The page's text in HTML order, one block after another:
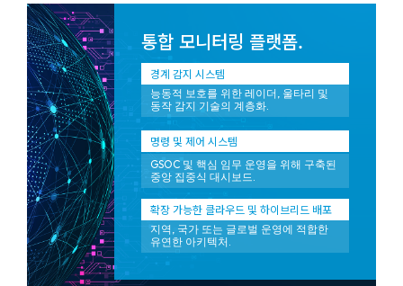
통합 모니터링 플랫폼.
경계 감지 시스템
능동적 보호를 위한 레이더, 울타리 및
동작 감지 기술의 계층화.
명령 및 제어 시스템
GSOC 및 핵심 임무 운영을 위해 구축된
중앙 집중식 대시보드.
확장 가능한 클라우드 및 하이브리드 배포
지역, 국가 또는 글로벌 운영에 적합한
유연한 아키텍처.